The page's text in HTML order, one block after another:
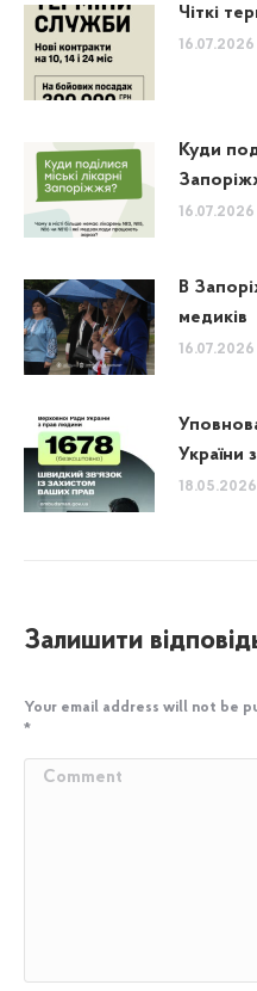
Чіткі
16.07.2026
Куди
16.07.2026
В
медиків
16.07.2026
України
18.05.2026
Залишити
Your email address will not be
*
Comment